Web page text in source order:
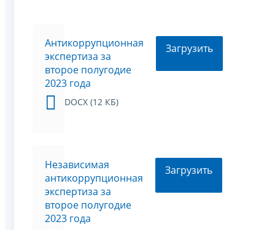
Антикоррупционная
экспертиза за
второе полугодие
2023 года
DOCX (12 КБ)
Загрузить
Независимая
антикоррупционная
экспертиза за
второе полугодие
2023 года
Загрузить